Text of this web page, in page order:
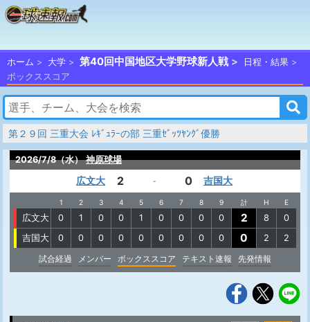
ホーム 大学 第40回中国地区大学野球新人戦
日程・結果
ボックススコア
第２９回 三重大会 ﾚｷﾞｭﾗｰの部 三重ｾﾞｯﾂﾔﾝｸﾞ優勝
2026/7/8（水） 神原球場
広文大 2 - 0 吉国大
1 2 3 4 5 6 7 8 9 計 H E
広文大 0 1 0 0 1 0 0 0 0 2 8
0
吉国大
0 0 0 0 0 0 0 0 0 0 2
2
試合経過
メンバー ボックススコア テキスト速報 先発情報